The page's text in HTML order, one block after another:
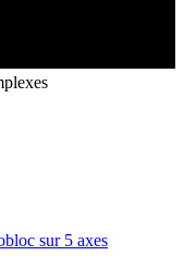
sur 5 axes